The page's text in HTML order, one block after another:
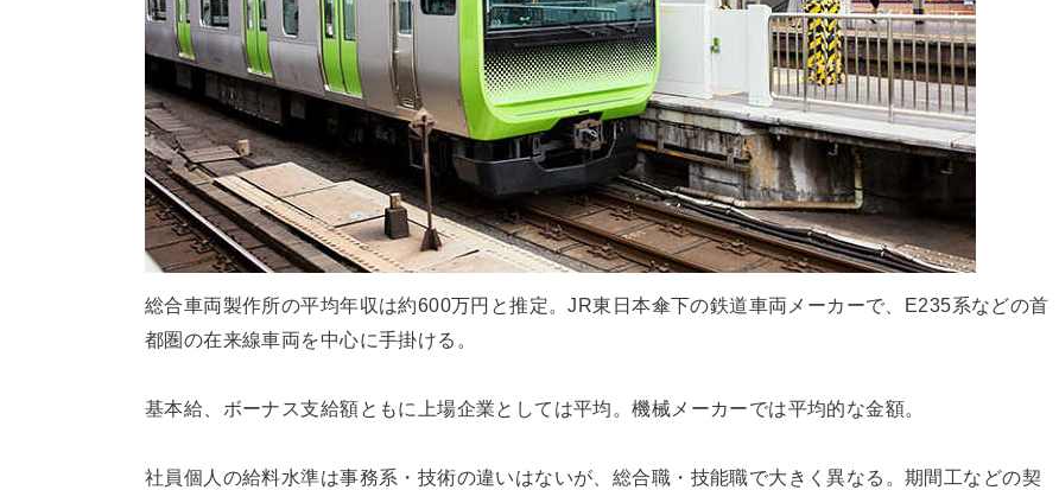
総合車両製作所の平均年収は約600万円と推定。JR東日本傘下の鉄道車両メーカーで、E235系などの首
都圏の在来線車両を中心に手掛ける。
基本給、ボーナス支給額ともに上場企業としては平均。機械メーカーでは平均的な金額。
社員個人の給料水準は事務系・技術の違いはないが、総合職・技能職で大きく異なる。期間工などの契